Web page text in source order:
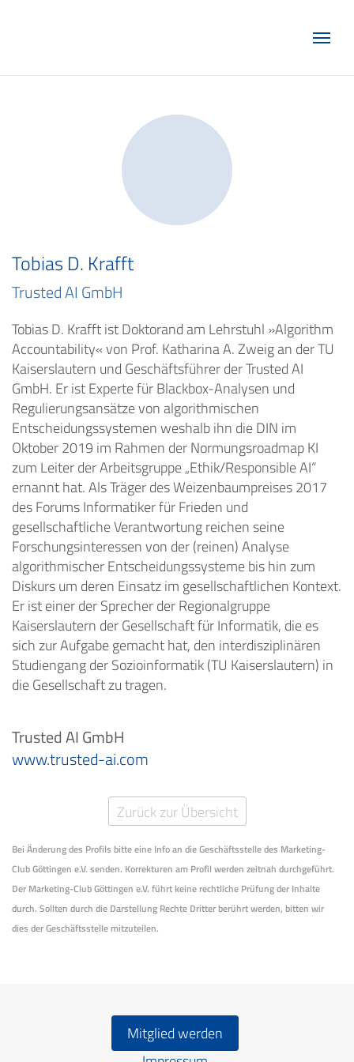
Tobias D. Krafft
Trusted AI GmbH
Tobias D. Krafft ist Doktorand am Lehrstuhl »Algorithm
Accountability« von Prof. Katharina A. Zweig an der TU
Kaiserslautern und Geschäftsführer der Trusted AI
GmbH. Er ist Experte für Blackbox-Analysen und
Regulierungsansätze von algorithmischen
Entscheidungssystemen weshalb ihn die DIN im
Oktober 2019 im Rahmen der Normungsroadmap KI
zum Leiter der Arbeitsgruppe „Ethik/Responsible AI“
ernannt hat. Als Träger des Weizenbaumpreises 2017
des Forums Informatiker für Frieden und
gesellschaftliche Verantwortung reichen seine
Forschungsinteressen von der (reinen) Analyse
algorithmischer Entscheidungssysteme bis hin zum
Diskurs um deren Einsatz im gesellschaftlichen Kontext.
Er ist einer der Sprecher der Regionalgruppe
Kaiserslautern der Gesellschaft für Informatik, die es
sich zur Aufgabe gemacht hat, den interdisziplinären
Studiengang der Sozioinformatik (TU Kaiserslautern) in
die Gesellschaft zu tragen.
Trusted AI GmbH
www.trusted-ai.com
Zurück zur Übersicht
Bei Änderung des Profils bitte eine Info an die Geschäftsstelle des Marketing-
Club Göttingen e.V. senden. Korrekturen am Profil werden zeitnah durchgeführt.
Der Marketing-Club Göttingen e.V. führt keine rechtliche Prüfung der Inhalte
durch. Sollten durch die Darstellung Rechte Dritter berührt werden, bitten wir
dies der Geschäftsstelle mitzuteilen.
Mitglied werden